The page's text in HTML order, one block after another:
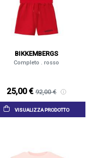
BIKKEMBERGS
Completo . rosso
25,00 € 92,00 €
VISUALIZZA PRODOTTO